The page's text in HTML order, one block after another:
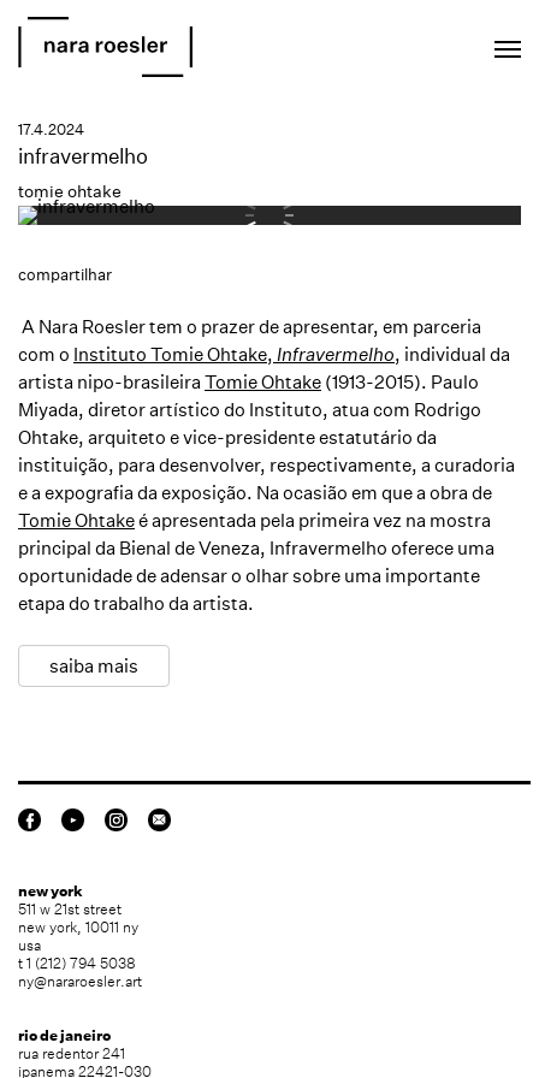
17.4.2024
infravermelho
tomie ohtake
compartilhar
A Nara Roesler tem o prazer de apresentar, em parceria
com o Instituto Tomie Ohtake, Infravermelho, individual da
artista nipo-brasileiraTomie Ohtake (1913-2015). Paulo
Miyada, diretor artístico do Instituto, atua com Rodrigo
Ohtake, arquiteto e vice-presidente estatutário da
instituição, para desenvolver, respectivamente, a curadoria
e a expografia da exposição. Na ocasião em que a obra de
Tomie Ohtakeé apresentada pela primeira vez na mostra
principal da Bienal de Veneza, Infravermelho oferece uma
oportunidade de adensar o olhar sobre uma importante
etapa do trabalho da artista.
saiba mais
new york
511 w 21st street
new york, 10011 ny
usa
t 1 (212) 794 5038
ny@nararoesler.art
rio de janeiro
rua redentor 241
ipanema 22421-030